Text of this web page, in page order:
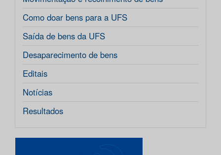
Como doar bens para a UFS
Saída de bens da UFS
Desaparecimento de bens
Editais
Notícias
Resultados